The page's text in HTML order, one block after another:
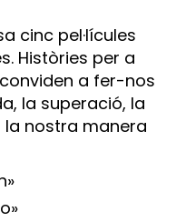
cinc pel·lícules
Històries per a
a fer-nos
la superació, la
la nostra manera